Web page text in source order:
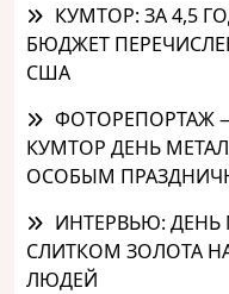
КУМТОР: ЗА 4,5
БЮДЖЕТ
США
ФОТОРЕПОРТАЖ
КУМТОР ДЕНЬ
ОСОБЫМ
ИНТЕРВЬЮ: ДЕНЬ
СЛИТКОМ ЗОЛОТА
ЛЮДЕЙ